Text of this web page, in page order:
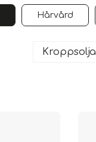
Hårvård
Kroppsolja